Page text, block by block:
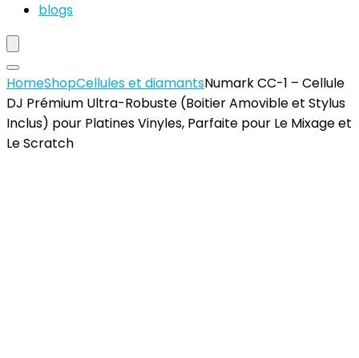
blogs
HomeShopCellules et diamantsNumark CC-1 – Cellule
DJ Prémium Ultra-Robuste (Boitier Amovible et Stylus
Inclus) pour Platines Vinyles, Parfaite pour Le Mixage et
Le Scratch